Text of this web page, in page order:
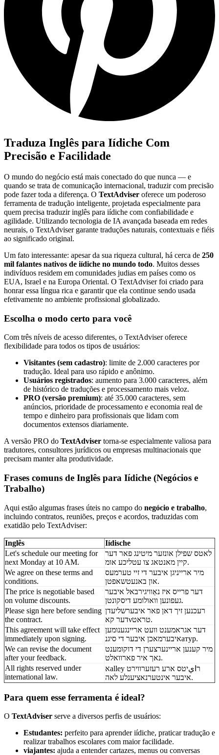
Traduza Inglês para Iídiche Com
Precisão e Facilidade
O mundo do negócio está mais conectado do que nunca — e
quando se trata de comunicação internacional, traduzir com precisão
pode fazer toda a diferença. O TextAdviser oferece um poderoso
ferramenta de tradução inteligente, projetada especialmente para
quem precisa traduzir inglês para iídiche com confiabilidade e
agilidade. Utilizando tecnologia de IA avançada baseada em redes
neurais, o TextAdviser garante traduções naturais, contextuais e fiéis
ao significado original.
Um fato interessante: apesar da sua riqueza cultural, há cerca de 250
mil falantes nativos de iídiche no mundo todo. Muitos desses
indivíduos residem em comunidades judias em países como os
EUA, Israel e na Europa Oriental. O TextAdviser foi criado para
honrar essa língua rica e garantir que ela continue sendo usada
efetivamente no ambiente profissional globalizado.
Escolha o modo certo para você
Com três níveis de acesso diferentes, o TextAdviser oferece
flexibilidade para todos os tipos de usuários:
Visitantes (sem cadastro): limite de 2.000 caracteres por
tradução. Ideal para uso rápido e anônimo.
Usuários registrados: aumento para 3.000 caracteres, além
de histórico de traduções e processamento mais veloz.
PRO (versão premium): até 35.000 caracteres, sem
anúncios, prioridade de processamento e economia real de
tempo e dinheiro para profissionais que lidam com
documentos extensos diariamente.
A versão PRO do TextAdviser torna-se especialmente valiosa para
tradutores, consultores jurídicos ou empresas multinacionais que
precisam manter alta produtividade.
Frases comuns de Inglês para Iídiche (Negócios e
Trabalho)
Aqui estão algumas frases úteis no campo do negócio e trabalho,
incluindo contratos, reuniões, preços e acordos, traduzidas com
exatidão pelo TextAdviser:
Inglês
Iídische
Let's schedule our meeting for
next Monday at 10 AM.
לאטס שפילן אונזער מיטינג פאר דער
קיין מאנטאג צו עטליכע אומ.
We agree on these terms and
conditions.
מיר ארייניגן איבער די זיי טערמעס
און באנעטשאפטן.
The price is negotiable based
on volume discounts.
דער פרייס איז נאַוויגירבאל איבער
געפונען וואולומע דיסקונטן.
Please sign here before sending
the contract.
רעכנען זיך דאן פאר איבערשליעדן
דער קאνטראט.
This agreement will take effect
immediately upon signing.
דער אגראמענט וועט אריינגענומען
איבערמאכן איבער די סיגנатур.
We can revise the document
after your feedback.
מיר קענען אריינערצערן די דוקומענט
נאך איר פארוואלט.
All rights reserved under
international law.
אalley רايיטס ארע רעזערווירט
איבער אינטערנאציענלע לאה.
Para quem esse ferramenta é ideal?
O TextAdviser serve a diversos perfis de usuários:
Estudantes: perfeito para aprender iídiche, praticar tradução e
realizar trabalhos escolares com maior facilidade.
viajantes: ajuda a entender cartazes, menus ou conversas